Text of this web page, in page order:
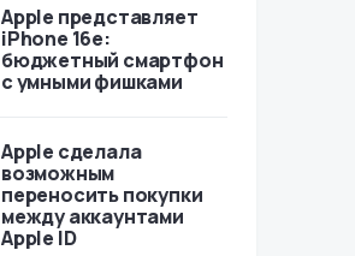
Apple представляет
iPhone 16e:
бюджетный смартфон
с умными фишками
Apple сделала
возможным
переносить покупки
между аккаунтами
Apple ID